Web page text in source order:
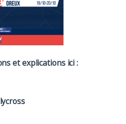
et explications ici :